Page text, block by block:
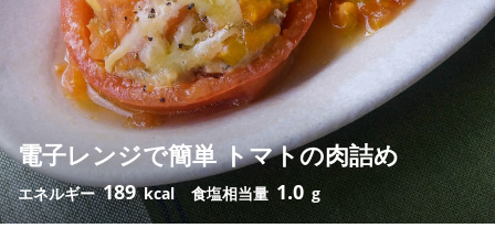
電子レンジで簡単 トマトの肉詰め
エネルギー189 kcal 食塩相当量 1.0 g